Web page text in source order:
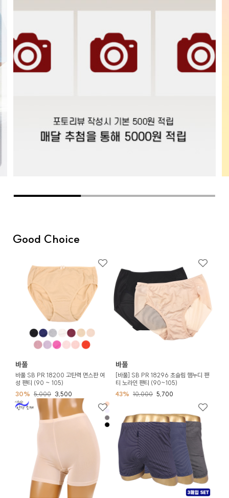
Good Choice
바풀
바풀 SB PR 18200 고탄력 면스판 여
성 팬티 (90 ~ 105)
30% 5,000 3,500
바풀
[바풀] SB PR 18296 초슬림 햄누디 팬
티 노라인 팬티 (90~105)
43% 10,000 5,700